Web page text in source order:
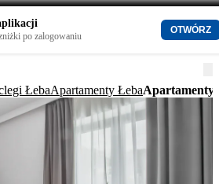
po zalogowaniu
OTWÓRZ
ŁebaApartamenty ŁebaApartamenty